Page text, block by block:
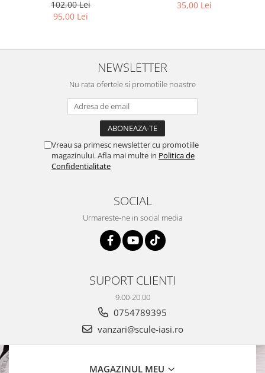
102,00 Lei
95,00 Lei
35,00 Lei
NEWSLETTER
Nu rata ofertele si promotiile noastre
Vreau sa primesc newsletter cu promotiile
magazinului. Afla mai multe in Politica de
Confidentialitate
SOCIAL
Urmareste-ne in social media
SUPORT CLIENTI
9.00-20.00
0754789395
vanzari@scule-iasi.ro
MAGAZINUL MEU